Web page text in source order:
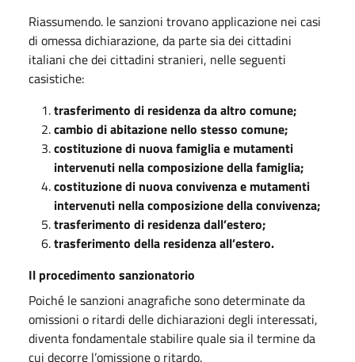
Riassumendo. le sanzioni trovano applicazione nei casi
di omessa dichiarazione, da parte sia dei cittadini
italiani che dei cittadini stranieri, nelle seguenti
casistiche:
trasferimento di residenza da altro comune;
cambio di abitazione nello stesso comune;
costituzione di nuova famiglia e mutamenti
intervenuti nella composizione della famiglia;
costituzione di nuova convivenza e mutamenti
intervenuti nella composizione della convivenza;
trasferimento di residenza dall’estero;
trasferimento della residenza all’estero.
Il procedimento sanzionatorio
Poiché le sanzioni anagrafiche sono determinate da
omissioni o ritardi delle dichiarazioni degli interessati,
diventa fondamentale stabilire quale sia il termine da
cui decorre l’omissione o ritardo.